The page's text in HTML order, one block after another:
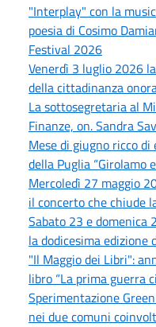
"Interplay" con la
poesia di Cosimo
Festival 2026
Venerdì 3 luglio 2026
della cittadinanza
La sottosegretaria al
Finanze, on. Sandra
Mese di giugno ricco
della Puglia “Girolamo
Mercoledì 27 maggio
il concerto che chiude
Sabato 23 e domenica
la dodicesima
"Il Maggio dei Libri":
libro “La prima guerra
Sperimentazione
nei due comuni